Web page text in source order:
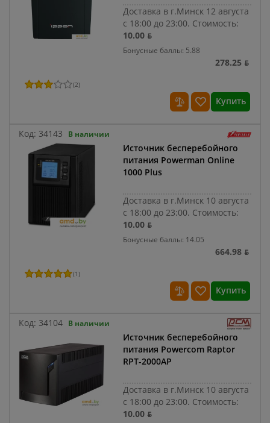
Доставка в г.Минск 12 августа
с 18:00 до 23:00. Стоимость:
10.00 ƃ
Бонусные баллы: 5.88
278.25 ƃ
(2)
Купить
Код: 34143 В наличии
Источник бесперебойного
питания Powerman Online
1000 Plus
Доставка в г.Минск 10 августа
с 18:00 до 23:00. Стоимость:
10.00 ƃ
Бонусные баллы: 14.05
664.98 ƃ
(1)
Купить
Код: 34104 В наличии
Источник бесперебойного
питания Powercom Raptor
RPT-2000AP
Доставка в г.Минск 10 августа
с 18:00 до 23:00. Стоимость:
10.00 ƃ